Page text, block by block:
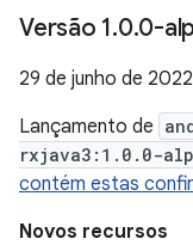
Versão 1.0.0-
29 de junho de 2022
Lançamento de
rxjava3:1.0.0-
contém estas
Novos recursos